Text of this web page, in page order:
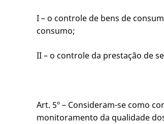
I – o controle de bens de
consumo;
II – o controle da prestação de
Art. 5º – Consideram-se como
monitoramento da qualidade